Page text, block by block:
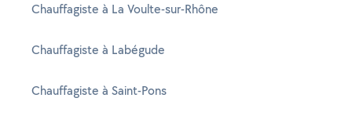
Chauffagiste à La Voulte-sur-Rhône
Chauffagiste à Labégude
Chauffagiste à Saint-Pons